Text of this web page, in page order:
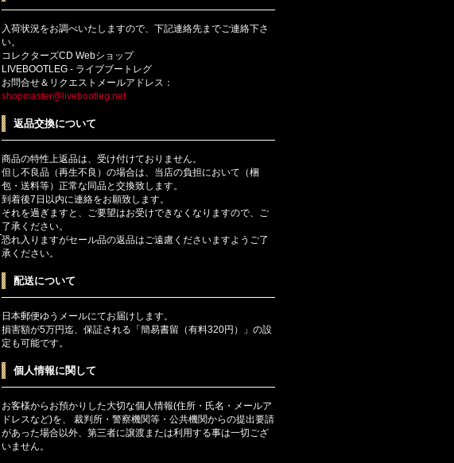
入荷状況をお調べいたしますので、下記連絡先までご連絡下さ
い。
コレクターズCD Webショップ
LIVEBOOTLEG - ライブブートレグ
お問合せ＆リクエストメールアドレス：
shopmaster@livebootleg.net
返品交換について
商品の特性上返品は、受け付けておりません。
但し不良品（再生不良）の場合は、当店の負担において（梱
包・送料等）正常な同品と交換致します。
到着後7日以内に連絡をお願致します。
それを過ぎますと、ご要望はお受けできなくなりますので、ご
了承ください。
恐れ入りますがセール品の返品はご遠慮くださいますようご了
承ください。
配送について
日本郵便ゆうメールにてお届けします。
損害額が5万円迄、保証される「簡易書留（有料320円）」の設
定も可能です。
個人情報に関して
お客様からお預かりした大切な個人情報(住所・氏名・メールア
ドレスなど)を、 裁判所・警察機関等・公共機関からの提出要請
があった場合以外、第三者に譲渡または利用する事は一切ござ
いません。